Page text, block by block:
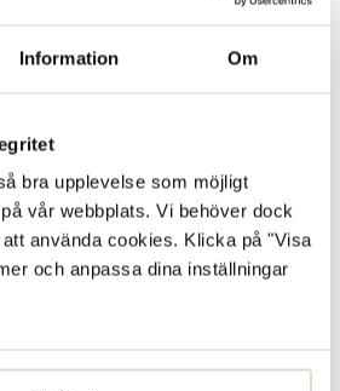
Information Om
bra upplevelse som möjligt
vår webbplats. Vi behöver dock
använda cookies. Klicka på "Visa
och anpassa dina inställningar